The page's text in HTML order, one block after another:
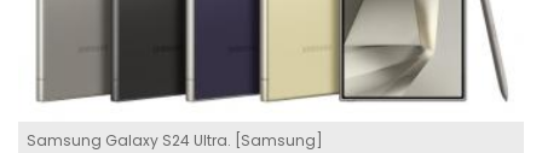
Samsung Galaxy S24 Ultra. [Samsung]